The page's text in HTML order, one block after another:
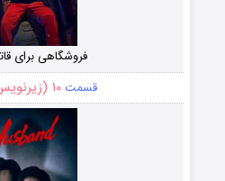
فروشگاهی برای قاتلان فصل ۲
منتشر شد